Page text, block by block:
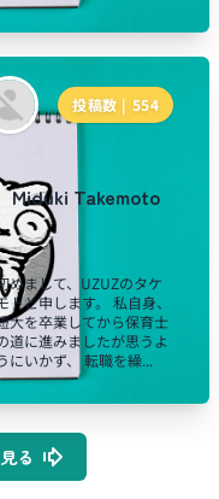
投稿数 | 554
Miduki Takemoto
めまして、UZUZのタケ
トと申します。 私自身、
大を卒業してから保育士
道に進みましたが思うよ
にいかず、 転職を繰...
る